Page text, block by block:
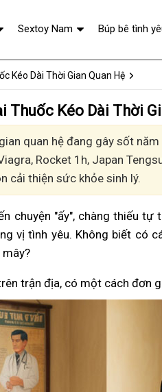
Kéo Dài Thời Gian Quan Hệ
Thuốc Kéo Dài Thời
quan hệ đang gây sốt
Rocket 1h, Japan
cải thiện sức khỏe sinh lý.
chuyện "ấy", chàng thiếu
vị tình yêu. Không biết có
trận địa, có một cách đơn
Sextoy Nam Búp bê tình